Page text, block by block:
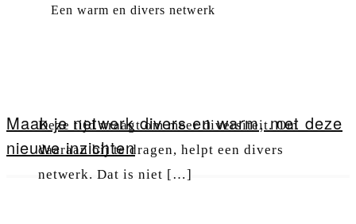
Deze tijd vraagt om meer diversiteit. Om
daaraan bij te dragen, helpt een divers
netwerk. Dat is niet […]
Maak je netwerk divers en warm, met deze
nieuwe inzichten